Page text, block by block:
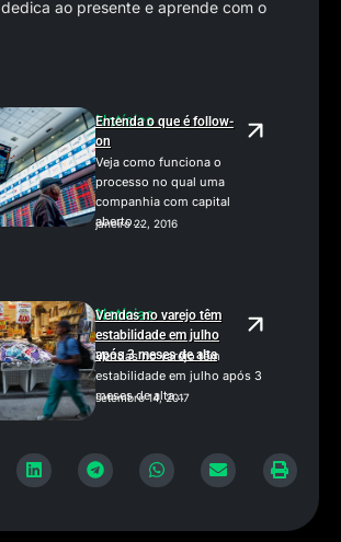
ao presente e aprende com o
Notícias
Entenda o que é follow-
on
Veja como funciona o
processo no qual uma
companhia com capital
aberto...
janeiro 22, 2016
Notícias
Vendas no varejo têm
estabilidade em julho
após 3 meses de alta
Vendas no varejo têm
estabilidade em julho após 3
meses de alta...
setembro 14, 2017